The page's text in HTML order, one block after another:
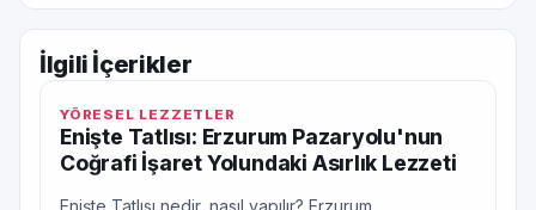
İlgili İçerikler
YÖRESEL LEZZETLER
Enişte Tatlısı: Erzurum Pazaryolu'nun
Coğrafi İşaret Yolundaki Asırlık Lezzeti
Enişte Tatlısı nedir, nasıl yapılır? Erzurum